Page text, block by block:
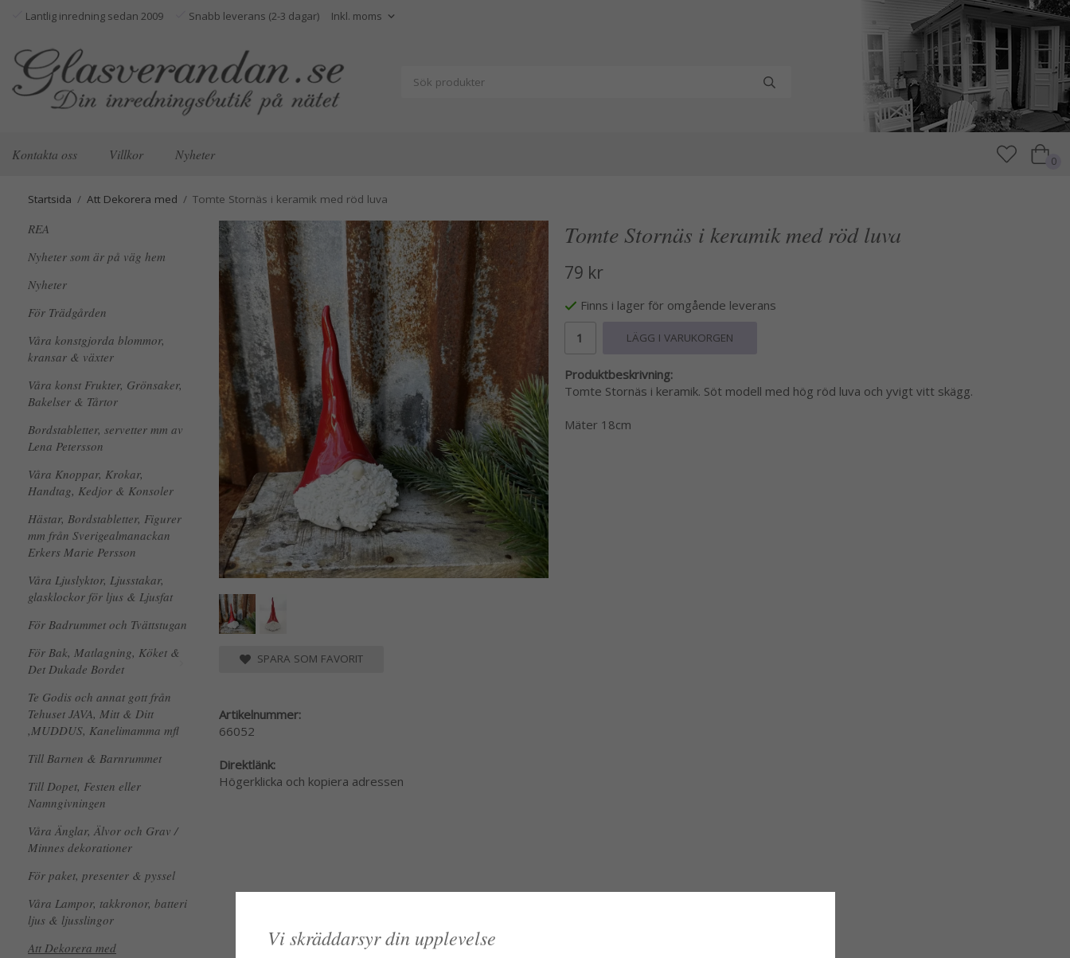
Lantlig inredning sedan 2009 Snabb leverans (2-3 dagar)
Kontakta oss Villkor Nyheter 0
Startsida / Att Dekorera med / Tomte Stornäs i keramik med röd luva
REA
Nyheter som är på väg hem
Nyheter
För Trädgården
Våra konstgjorda blommor,
kransar & växter
Våra konst Frukter, Grönsaker,
Bakelser & Tårtor
Bordstabletter, servetter mm av
Lena Petersson
Våra Knoppar, Krokar,
Handtag, Kedjor & Konsoler
Hästar, Bordstabletter, Figurer
mm från Sverigealmanackan
Erkers Marie Persson
Våra Ljuslyktor, Ljusstakar,
glasklockor för ljus & Ljusfat
För Badrummet och Tvättstugan
För Bak, Matlagning, Köket &
Det Dukade Bordet
Te Godis och annat gott från
Tehuset JAVA, Mitt & Ditt
,MUDDUS, Kanelimamma mfl
Till Barnen & Barnrummet
Till Dopet, Festen eller
Namngivningen
Våra Änglar, Älvor och Grav /
Minnes dekorationer
För paket, presenter & pyssel
Våra Lampor, takkronor, batteri
ljus & ljusslingor
Att Dekorera med
Tomte Stornäs i keramik med röd luva
79 kr
Finns i lager för omgående leverans
LÄGG I VARUKORGEN
Produktbeskrivning:
Tomte Stornäs i keramik. Söt modell med hög röd luva och yvigt vitt skägg.
Mäter 18cm
SPARA SOM FAVORIT
Artikelnummer:
66052
Direktlänk:
Högerklicka och kopiera adressen
Vi skräddarsyr din upplevelse